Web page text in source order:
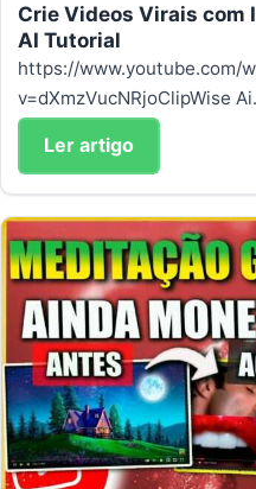
Crie Videos Virais com
AI Tutorial
https://www.youtube.com/
v=dXmzVucNRjoClipWise
Ler artigo